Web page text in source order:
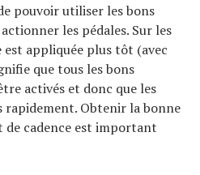
pouvoir utiliser les bons
les pédales. Sur les
est appliquée plus tôt (avec
que tous les bons
activés et donc que les
rapidement. Obtenir la bonne
de cadence est important